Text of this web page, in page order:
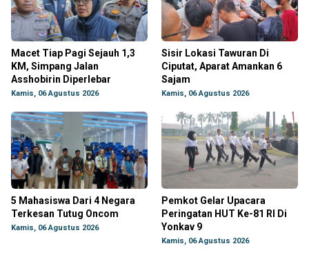
Macet Tiap Pagi Sejauh 1,3
KM, Simpang Jalan
Asshobirin Diperlebar
Kamis, 06 Agustus 2026
Sisir Lokasi Tawuran Di
Ciputat, Aparat Amankan 6
Sajam
Kamis, 06 Agustus 2026
5 Mahasiswa Dari 4 Negara
Terkesan Tutug Oncom
Kamis, 06 Agustus 2026
Pemkot Gelar Upacara
Peringatan HUT Ke-81 RI Di
Yonkav 9
Kamis, 06 Agustus 2026